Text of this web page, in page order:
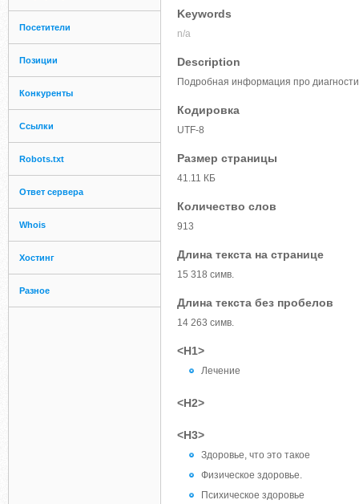
Посетители
Позиции
Конкуренты
Ссылки
Robots.txt
Ответ сервера
Whois
Хостинг
Разное
Keywords
n/a
Description
Подробная информация про
Кодировка
UTF-8
Размер страницы
41.11 КБ
Количество слов
913
Длина текста на странице
15 318 симв.
Длина текста без пробелов
14 263 симв.
<H1>
Лечение
<H2>
<H3>
Здоровье, что это такое
Физическое здоровье.
Психическое здоровье